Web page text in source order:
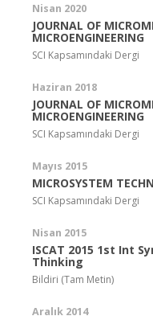
Nisan 2020
JOURNAL OF
MICROENGINEERING
SCI Kapsamındaki Dergi
Haziran 2018
JOURNAL OF
MICROENGINEERING
SCI Kapsamındaki Dergi
Mayıs 2015
MICROSYSTEM
SCI Kapsamındaki Dergi
Nisan 2015
ISCAT 2015 1st Int
Thinking
Bildiri (Tam Metin)
Aralık 2014